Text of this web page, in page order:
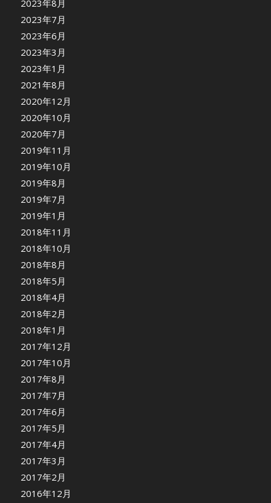
2023年8月
2023年7月
2023年6月
2023年3月
2023年1月
2021年8月
2020年12月
2020年10月
2020年7月
2019年11月
2019年10月
2019年8月
2019年7月
2019年1月
2018年11月
2018年10月
2018年8月
2018年5月
2018年4月
2018年2月
2018年1月
2017年12月
2017年10月
2017年8月
2017年7月
2017年6月
2017年5月
2017年4月
2017年3月
2017年2月
2016年12月